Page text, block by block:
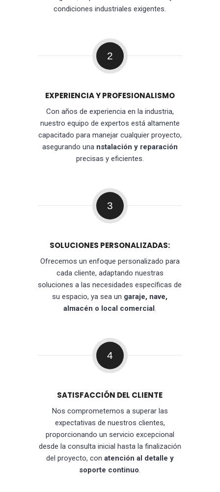
condiciones industriales exigentes.
2
EXPERIENCIA Y PROFESIONALISMO
Con años de experiencia en la industria,
nuestro equipo de expertos está altamente
capacitado para manejar cualquier proyecto,
asegurando una nstalación y reparación
precisas y eficientes.
3
SOLUCIONES PERSONALIZADAS:
Ofrecemos un enfoque personalizado para
cada cliente, adaptando nuestras
soluciones a las necesidades específicas de
su espacio, ya sea un garaje, nave,
almacén o local comercial.
4
SATISFACCIÓN DEL CLIENTE
Nos comprometemos a superar las
expectativas de nuestros clientes,
proporcionando un servicio excepcional
desde la consulta inicial hasta la finalización
del proyecto, con atención al detalle y
soporte continuo.